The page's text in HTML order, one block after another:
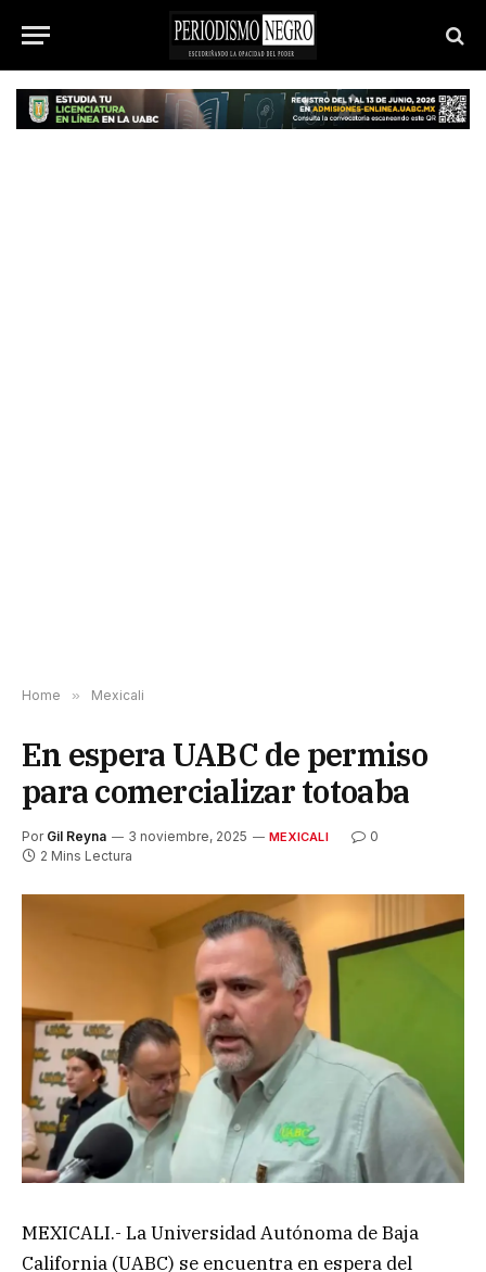
Home » Mexicali
En espera UABC de permiso
para comercializar totoaba
Por Gil Reyna 3 noviembre, 2025 MEXICALI
0
2 Mins Lectura
MEXICALI.- La Universidad Autónoma de Baja
California (UABC) se encuentra en espera del